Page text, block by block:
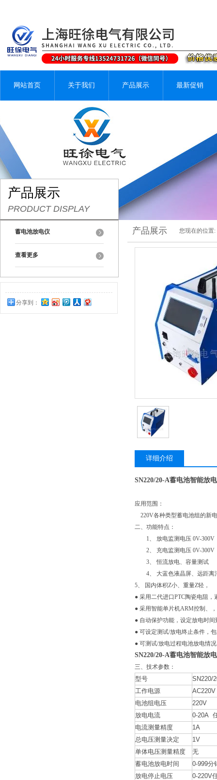
网站首页 关于我们 产品展示 最新促销
产品展示
PRODUCT DISPLAY
蓄电池放电仪
查看更多
分享到：
产品展示 您现在的位置:
详细介绍
SN220/20-A蓄电池智能放
应用范围：
220V各种类型蓄电池组的新
二、功能特点：
1、 放电监测电压 0V-300V
2、 充电监测电压 0V-300V
3、 恒流放电、容量测试
4、 大蓝色液晶屏、远距离
5、 国内体积Z小、重量Z轻，
● 采用二代进口PTC陶瓷电阻
● 采用智能单片机ARM控制、
● 自动保护功能，设定放电时
● 可设定测试/放电终止条件，
● 可测试/放电过程电池放电情
SN220/20-A蓄电池智能放
三、技术参数：
型号
SN220/
工作电源
AC220V
电池组电压
220V
放电电流
0-20A
电流测量精度
1A
总电压测量决定
1V
单体电压测量精度
无
蓄电池放电时间
0-999分
放电停止电压
0-220V